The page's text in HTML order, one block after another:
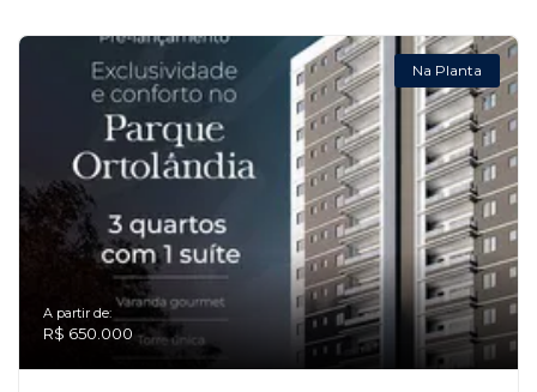
Na Planta
A partir de:
R$ 650.000